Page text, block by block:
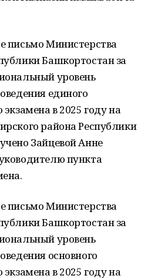
письмо Министерства
Башкортостан за
уровень
единого
экзамена в 2025 году на
района Республики
Зайцевой Анне
пункта
письмо Министерства
Башкортостан за
уровень
основного
экзамена в 2025 году на